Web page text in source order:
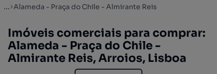
... Alameda - Praça do Chile - Almirante Reis
Imóveis comerciais para comprar:
Alameda - Praça do Chile -
Almirante Reis, Arroios, Lisboa